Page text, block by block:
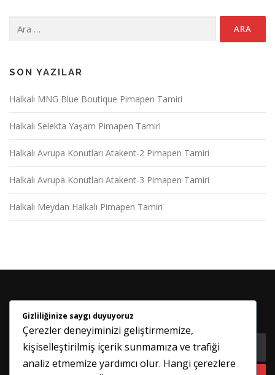
SON YAZILAR
Halkalı MNG Blue Boutique Pimapen Tamiri
Halkalı Selekta Yaşam Pimapen Tamiri
Halkalı Avrupa Konutları Atakent-2 Pimapen Tamiri
Halkalı Avrupa Konutları Atakent-3 Pimapen Tamiri
Halkalı Meydan Halkalı Pimapen Tamiri
HABER BÜLTENIMIZE KATILIN
Gizliliğinize saygı duyuyoruz
Çerezler deneyiminizi geliştirmemize,
kişiselleştirilmiş içerik sunmamıza ve trafiği
analiz etmemize yardımcı olur. Hangi çerezlere